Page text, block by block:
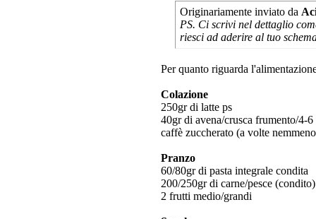
Originariamente inviato da
PS. Ci scrivi nel dettaglio
riesci ad aderire al tuo
Per quanto riguarda
Colazione
250gr di latte ps
40gr di avena/crusca frumento/4-
caffè zuccherato (a volte
Pranzo
60/80gr di pasta integrale condita
200/250gr di carne/pesce
2 frutti medio/grandi